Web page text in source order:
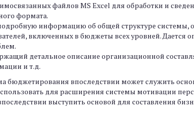
файлов MS Excel для обработки и
формата.
информацию об общей структуре системы,
включенных в бюджеты всех уровней.
детальное описание организационной
и т.д.
бюджетирования впоследствии может служить
для расширения системы мотивации
выступить основой для составления